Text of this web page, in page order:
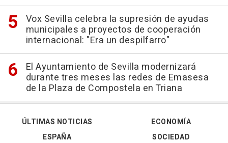
Vox Sevilla celebra la supresión de ayudas
municipales a proyectos de cooperación
internacional: "Era un despilfarro"
El Ayuntamiento de Sevilla modernizará
durante tres meses las redes de Emasesa
de la Plaza de Compostela en Triana
ÚLTIMAS NOTICIAS
ESPAÑA
ECONOMÍA
SOCIEDAD